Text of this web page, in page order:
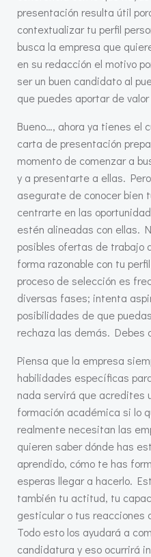
presentación resulta útil
contextualizar tu perfil
busca la empresa que
en su redacción el motivo
ser un buen candidato al
que puedes aportar de
Bueno…, ahora ya tienes el
carta de presentación
momento de comenzar a
y a presentarte a ellas.
asegurate de conocer
centrarte en las
estén alineadas con ellas.
posibles ofertas de trabajo
forma razonable con tu
proceso de selección es
diversas fases; intenta
posibilidades de que
rechaza las demás. Debes
Piensa que la empresa
habilidades específicas
nada servirá que acredites
formación académica si lo
realmente necesitan las
quieren saber dónde has
aprendido, cómo te has
esperas llegar a hacerlo.
también tu actitud, tu
gesticular o tus reacciones
Todo esto los ayudará a
candidatura y eso ocurrirá